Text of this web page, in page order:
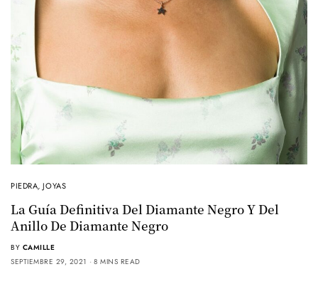
PIEDRA,JOYAS
La Guía Definitiva Del Diamante Negro Y Del
Anillo De Diamante Negro
BY CAMILLE
SEPTIEMBRE 29, 2021
8 MINS READ